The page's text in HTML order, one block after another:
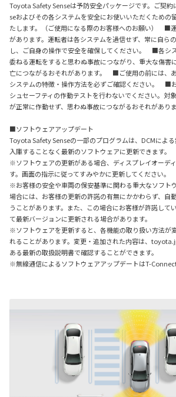
Toyota Safety Senseは予防安全パッケージです。ご契
seおよびその各システムを安全にお使いいただくための
たします。（ご使用になる際のお客様へのお願い） ■
があります。運転者は各システムを過信せず、常に自ら
し、ご自身の操作で安全を確保してください。 ■各シ
委ねる運転をすると思わぬ事故につながり、重大な傷害
亡につながるおそれがあります。 ■ご使用の前には、
システムの特徴・操作方法を必ずご確認ください。 ■
シュセーフティの作動テストを行わないでください。対
が正常に作動せず、思わぬ事故につながるおそれがありま
■ソフトウェアアップデート
Toyota Safety Senseの一部のプログラムは、DCMによ
入庫することなく最新のソフトウェアに更新できます。
※ソフトウェアの更新がある場合、ディスプレイオーデ
す。画面の指示に従ってすみやかに更新してください。
※お客様の安全や車両の保安基準に関わる重大なソフト
場合には、お客様の更新の許諾の有無にかかわらず、自
うことがあります。また、この場合にお客様が許諾して
て最新バージョンに更新される場合があります。
※ソフトウェアを更新すると、各機能の取り扱い方法が
れることがあります。変更・追加された内容は、
ある最新の取扱説明書で確認することができます。
※無線通信によるソフトウェアアップデートはT-Connect